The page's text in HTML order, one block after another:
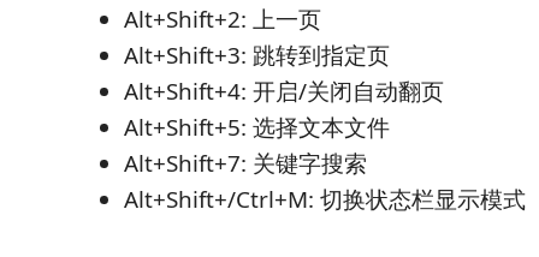
Alt+Shift+2: 上一页
Alt+Shift+3: 跳转到指定页
Alt+Shift+4: 开启/关闭自动翻页
Alt+Shift+5: 选择文本文件
Alt+Shift+7: 关键字搜索
Alt+Shift+/Ctrl+M: 切换状态栏显示模式